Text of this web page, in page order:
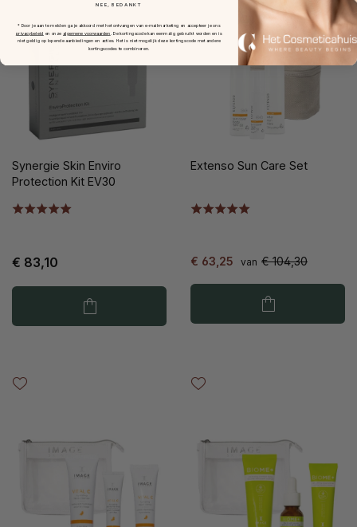
Synergie Skin Enviro
Protection Kit EV30
€ 83,10
Extenso Sun Care Set
€ 63,25 van € 104,30
NEE, BEDANKT
* Door je aan te melden ga je akkoord met het ontvangen van e-mailmarketing en accepteer je ons
privacybeleid en onze algemene voorwaarden .De kortingscode kan eenmalig gebruikt worden en is
niet geldig op lopende aanbiedingen en acties. Het is niet mogelijk deze kortingscode met andere
kortingscodes te combineren.